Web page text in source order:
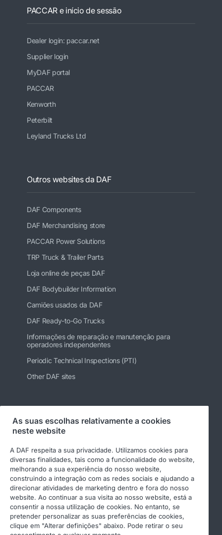
PACCAR e início de sessão
Dealer login: paccar.net
Supplier login
MyDAF portal
PACCAR
Kenworth
Peterbilt
Leyland Trucks Ltd
Outros websites da DAF
DAF Components
DAF Merchandising store
PACCAR Power Solutions
TRP Truck & Trailer Parts
Loja online de peças DAF
DAF Bodybuilder Information
Camiões usados da DAF
DAF Ready-to-Go Trucks
Informações de reparação e manutenção para
operadores independentes
Periodic Technical Inspections (PTI)
Other DAF sites
Siga-nos
© 2026 DAF
Aviso legal
As suas escolhas relativamente a cookies
neste website
A DAF respeita a sua privacidade. Utilizamos cookies para
diversas finalidades, tais como a funcionalidade do website,
melhorando a sua experiência do nosso website,
construindo a integração com as redes sociais e ajudando a
direcionar atividades de marketing dentro e fora do nosso
website. Ao continuar a sua visita ao nosso website, está a
consentir a nossa utilização de cookies. No entanto, se
pretender personalizar as suas preferências de cookies,
clique em "Alterar definições" abaixo. Pode retirar o seu